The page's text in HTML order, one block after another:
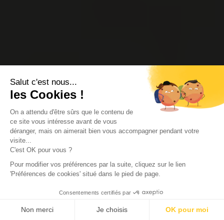
Salut c'est nous...
les Cookies !
On a attendu d'être sûrs que le contenu de
ce site vous intéresse avant de vous
déranger, mais on aimerait bien vous accompagner pendant votre
visite...
C'est OK pour vous ?
Pour modifier vos préférences par la suite, cliquez sur le lien
'Préférences de cookies' situé dans le pied de page.
Consentements certifiés par
Non merci Je choisis OK pour moi